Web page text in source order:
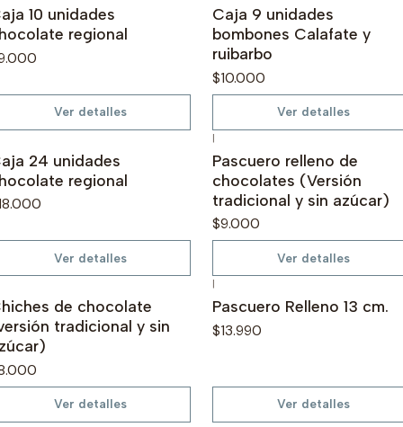
10 unidades
regional
Ver detalles
Caja 9 unidades
bombones Calafate y
ruibarbo
$10.000
Ver detalles
24 unidades
regional
Ver detalles
|
Pascuero relleno de
chocolates (Versión
tradicional y sin azúcar)
$9.000
Ver detalles
de chocolate
tradicional y sin
Ver detalles
|
Pascuero Relleno 13 cm.
$13.990
Ver detalles